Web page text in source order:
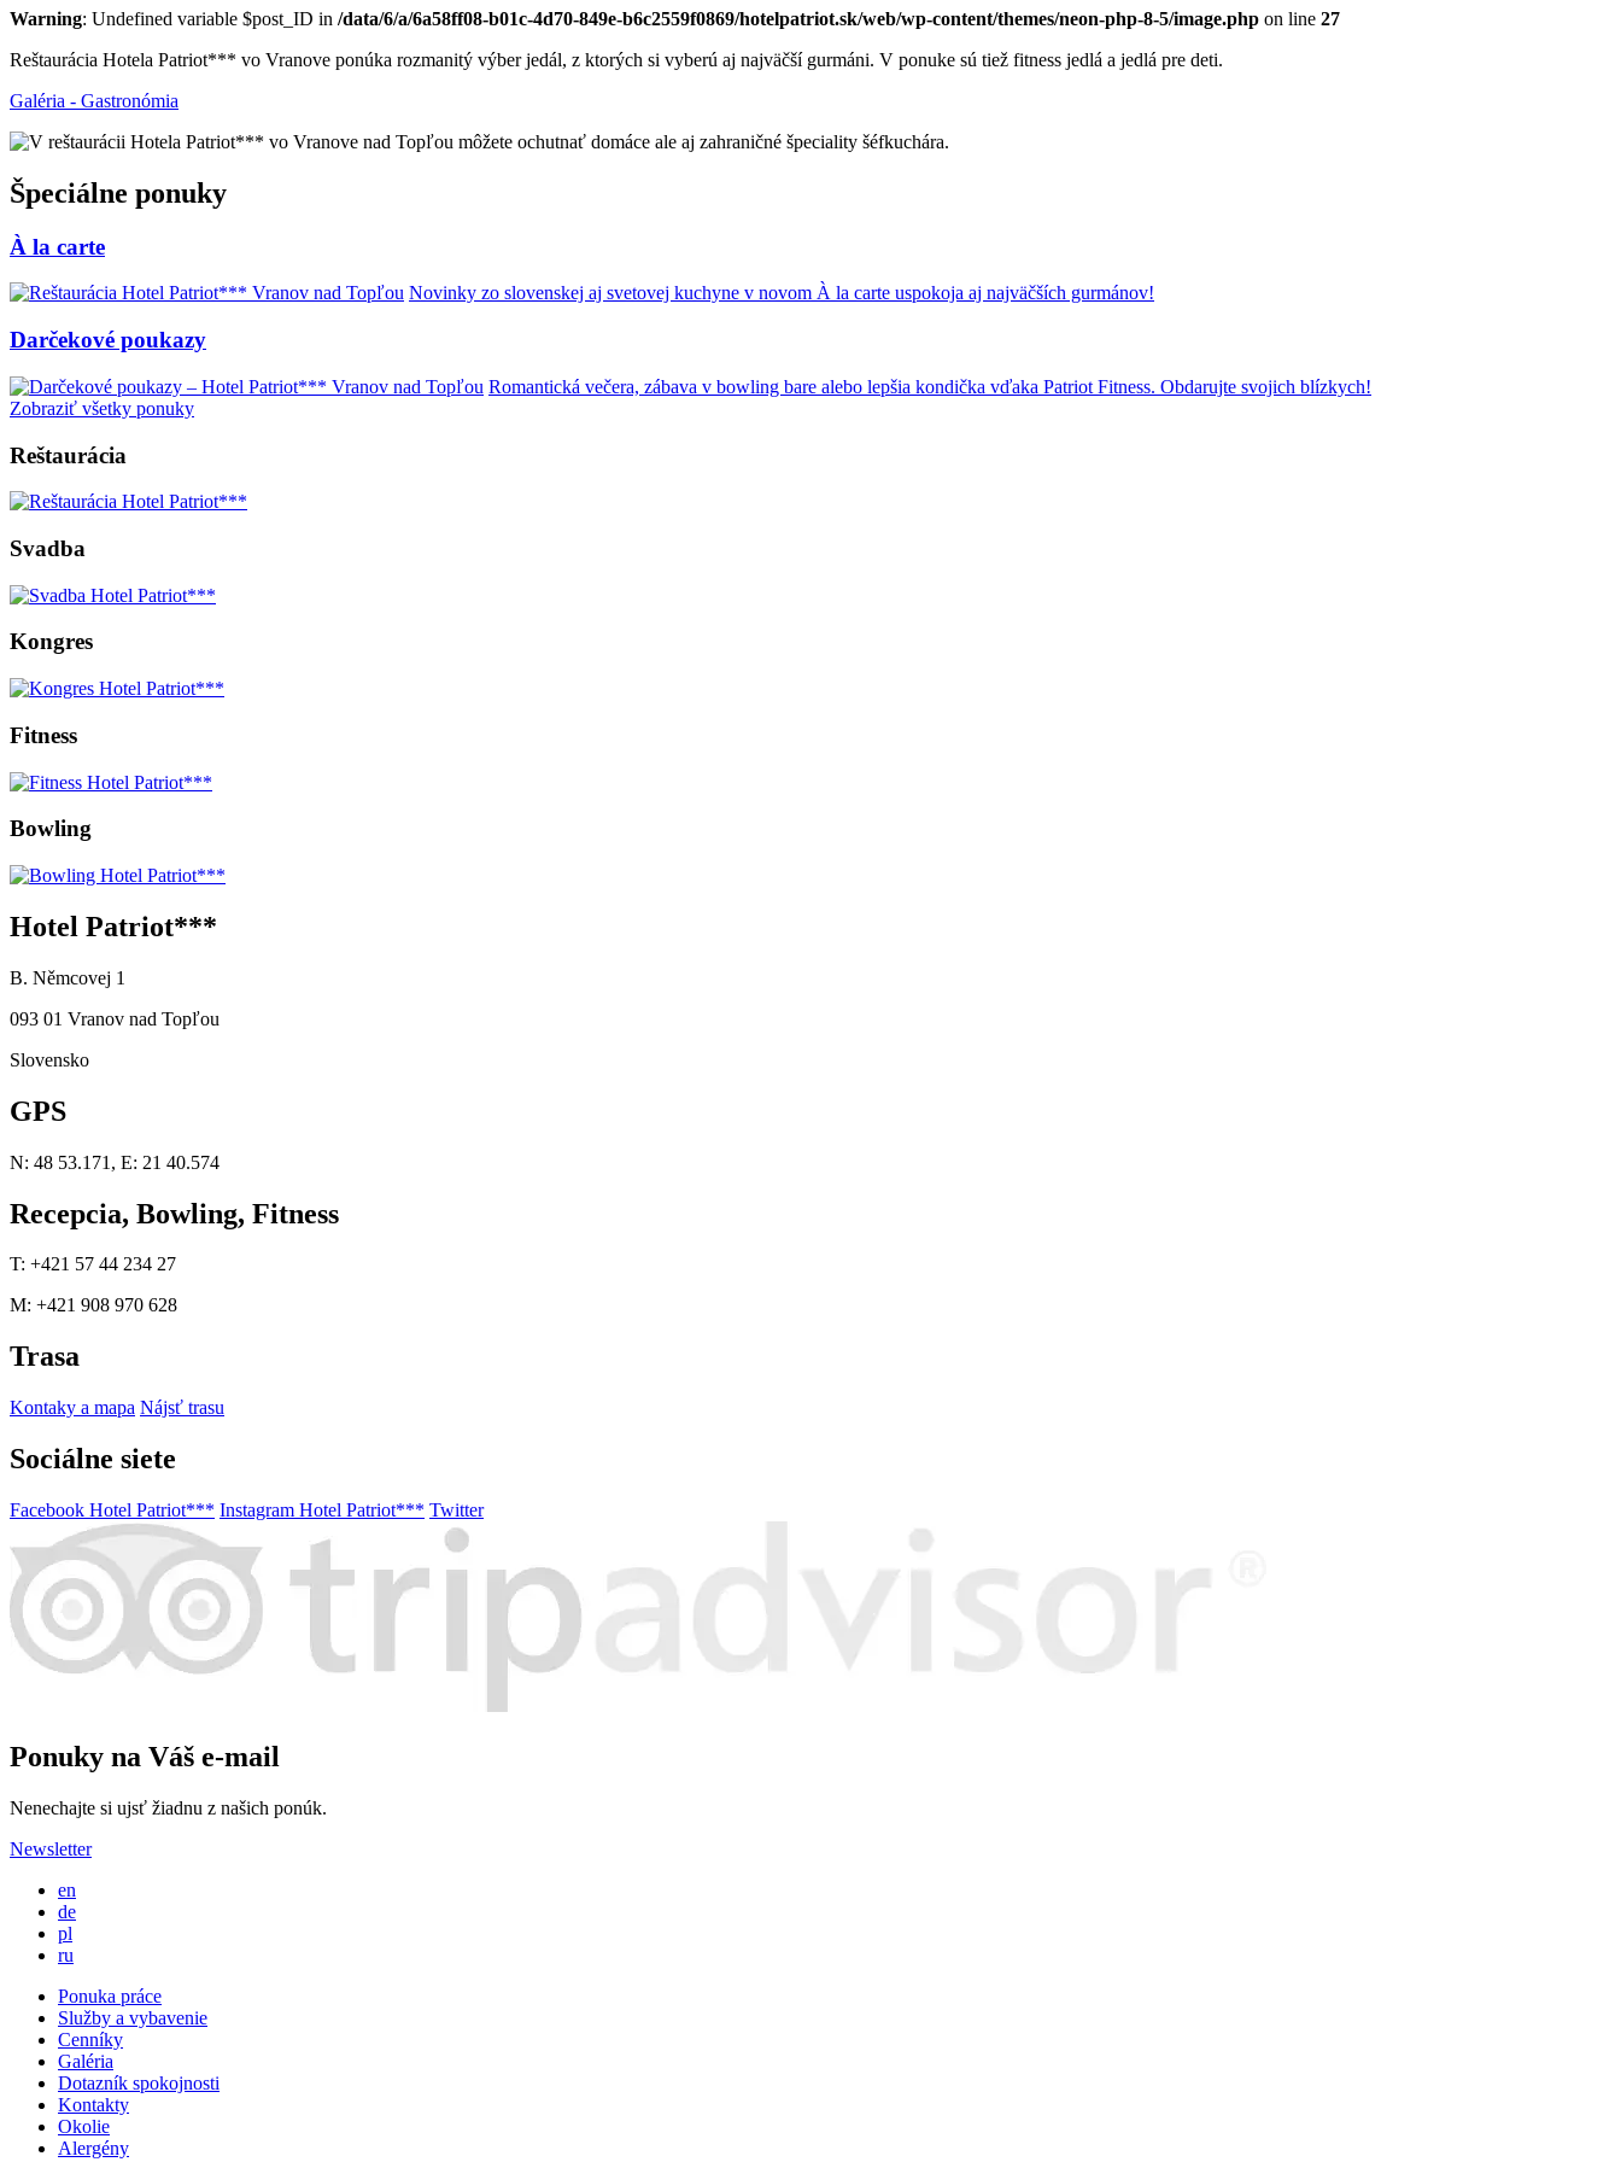
Warning: Undefined variable $post_ID in /data/6/a/6a58ff08-b01c-4d70-849e-b6c2559f0869/hotelpatriot.sk/web/wp-content/themes/neon-php-8-5/image.php on line 27
Reštaurácia Hotela Patriot*** vo Vranove ponúka rozmanitý výber jedál, z ktorých si vyberú aj najväčší gurmáni. V ponuke sú tiež fitness jedlá a jedlá pre deti.
Galéria - Gastronómia
Špeciálne ponuky
À la carte
Novinky zo slovenskej aj svetovej kuchyne v novom À la carte uspokoja aj najväčších gurmánov!
Darčekové poukazy
Romantická večera, zábava v bowling bare alebo lepšia kondička vďaka Patriot Fitness. Obdarujte svojich blízkych!
Zobraziť všetky ponuky
Reštaurácia
Svadba
Kongres
Fitness
Bowling
Hotel Patriot***
B. Němcovej 1
093 01 Vranov nad Topľou
Slovensko
GPS
N: 48 53.171, E: 21 40.574
Recepcia, Bowling, Fitness
T: +421 57 44 234 27
M: +421 908 970 628
Trasa
Kontaky a mapa Nájsť trasu
Sociálne siete
Facebook Hotel Patriot*** Instagram Hotel Patriot*** Twitter
Ponuky na Váš e-mail
Nenechajte si ujsť žiadnu z našich ponúk.
Newsletter
en
de
pl
ru
Ponuka práce
Služby a vybavenie
Cenníky
Galéria
Dotazník spokojnosti
Kontakty
Okolie
Alergény